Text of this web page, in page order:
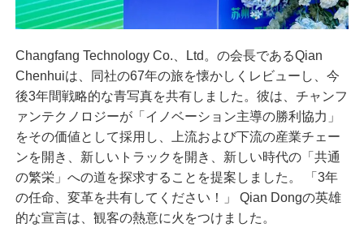
Changfang Technology Co.、Ltd。の会長であるQian
Chenhuiは、同社の67年の旅を懐かしくレビューし、今
後3年間戦略的な青写真を共有しました。彼は、チャンフ
ァンテクノロジーが「イノベーション主導の勝利協力」
をその価値として採用し、上流および下流の産業チェー
ンを開き、新しいトラックを開き、新しい時代の「共通
の繁栄」への道を探求することを提案しました。 「3年
の任命、変革を共有してください！」 Qian Dongの英雄
的な宣言は、観客の熱意に火をつけました。